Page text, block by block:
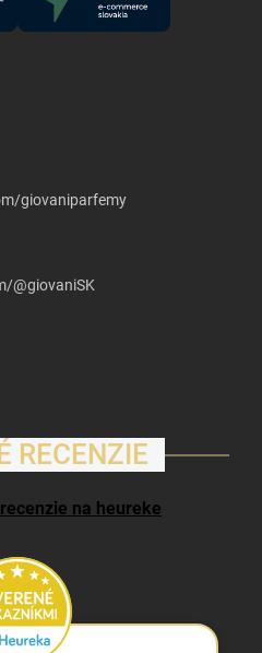
giovaniparfemy
@giovaniSK
RECENZIE
na heureke